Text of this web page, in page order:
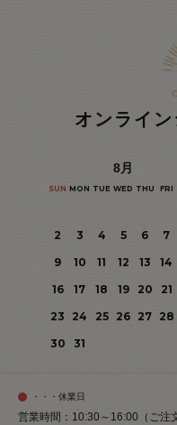
オンライン
8月
SUN MON TUE WED THU FRI
2
3 4 5 6 7
9
10 11 12 13 14
16
17 18 19 20 21
23
24 25 26 27 28
30
31
・・・休業日
営業時間：10:30～16:00（ご注